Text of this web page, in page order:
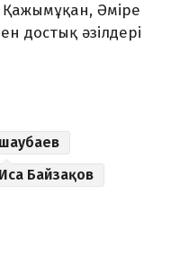
Әміре
достық әзілдері
Иса Байзақов